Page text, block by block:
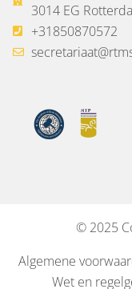
3014 EG
+31850870572
© 2025
Algemene
Wet en